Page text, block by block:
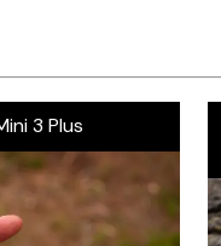
3 Plus